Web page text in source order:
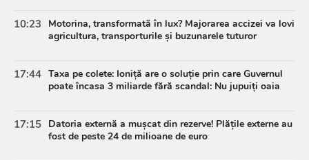
10:23
Motorina, transformată în lux? Majorarea accizei va lovi
agricultura, transporturile și buzunarele tuturor
17:44 Taxa pe colete: Ioniță are o soluție prin care Guvernul
poate încasa 3 miliarde fără scandal: Nu jupuiți oaia
17:15 Datoria externă a mușcat din rezerve! Plățile externe au
fost de peste 24 de milioane de euro